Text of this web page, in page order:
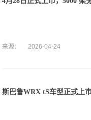
来源： 2026-04-24
斯巴鲁WRX tS车型正式上